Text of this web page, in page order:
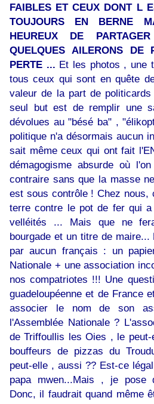
FAIBLES ET CEUX DONT L
TOUJOURS EN BERNE
HEUREUX DE
QUELQUES AILERONS DE
PERTE ... Et les photos , une
tous ceux qui sont en quête
valeur de la part de
seul but est de remplir une
dévolues au "bésé ba" ,
politique n'a désormais aucun
sait même ceux qui ont fait
démagogisme absurde où
contraire sans que la masse
est sous contrôle ! Chez nous,
terre contre le pot de fer qui a
velléités ... Mais que ne
bourgade et un titre de
par aucun français : un
Nationale + une association
nos compatriotes !!! Une
guadeloupéenne et de France
associer le nom de son
l'Assemblée Nationale ?
de Triffoullis les Oies , le
bouffeurs de pizzas du
peut-elle , aussi ?? Est-ce
papa mwen...Mais , je pose
Donc, il faudrait quand même